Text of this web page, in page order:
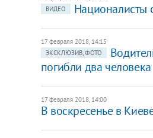
ВИДЕО
​Националисты
17 февраля 2018, 14:15
ЭКСКЛЮЗИВ, ФОТО
погибли два человека
17 февраля 2018, 14:00
В воскресенье в